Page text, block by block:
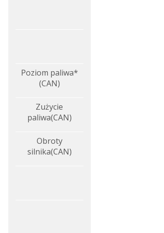
Poziom paliwa*
(CAN)
Zużycie
paliwa(CAN)
Obroty
silnika(CAN)